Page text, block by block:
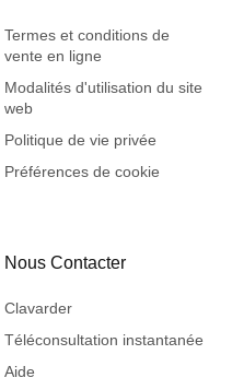
Termes et conditions de
vente en ligne
Modalités d'utilisation du site
web
Politique de vie privée
Préférences de cookie
Nous Contacter
Clavarder
Téléconsultation instantanée
Aide